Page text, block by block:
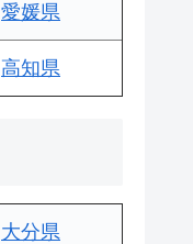
愛媛県
高知県
大分県